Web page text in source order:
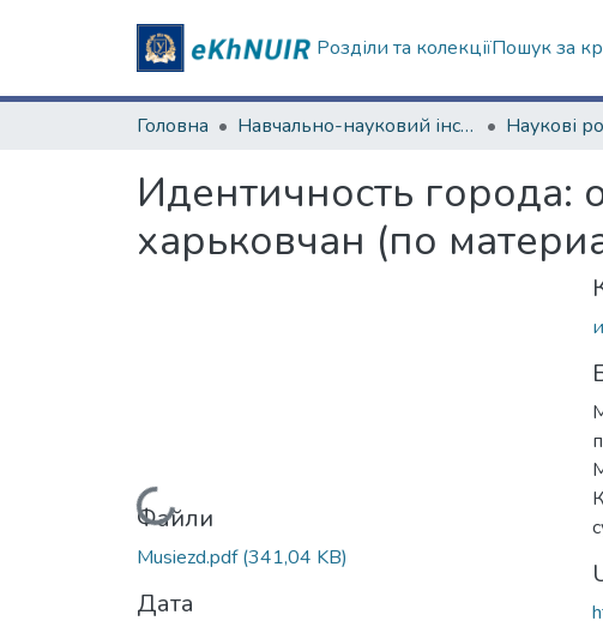
Розділи та колекціїПошук за
Головна Навчально-науковий інститут соціології та медіакомунікацій
Идентичность города:
харьковчан (по
Вантажиться...
Файли
Musiezd.pdf(341,04 KB)
Дата